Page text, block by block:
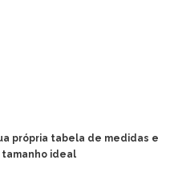
própria tabela de medidas e
ideal